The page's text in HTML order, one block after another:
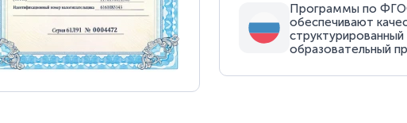
Программы по
обеспечивают
структурированный
образовательный